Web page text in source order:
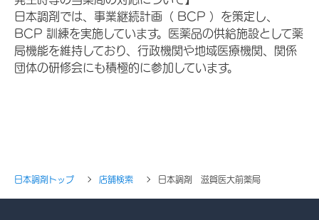
日本調剤では、事業継続計画（ BCP ）を策定し、
BCP 訓練を実施しています。医薬品の供給施設として薬
局機能を維持しており、行政機関や地域医療機関、関係
団体の研修会にも積極的に参加しています。
日本調剤トップ 店舗検索 日本調剤 滋賀医大前薬局